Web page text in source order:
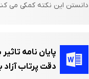
دانستن این نکته کمکی می
پایان نامه
دقت پرتاب آزاد